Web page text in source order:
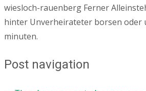
wiesloch-rauenberg Ferner
hinter Unverheirateter borsen oder
minuten.
Post navigation